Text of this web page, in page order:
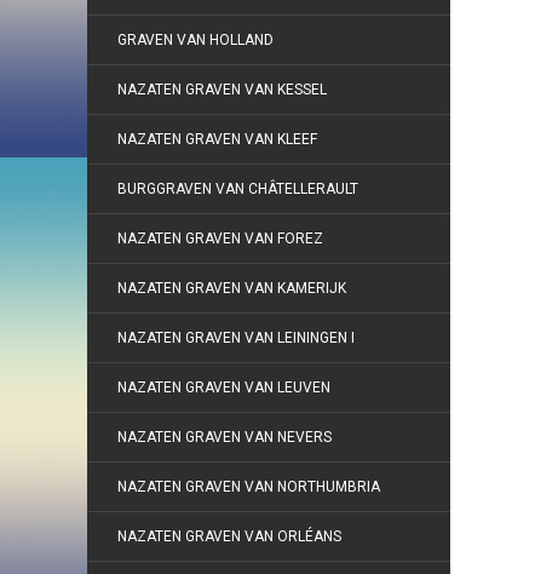
GRAVEN VAN HOLLAND
NAZATEN GRAVEN VAN KESSEL
NAZATEN GRAVEN VAN KLEEF
BURGGRAVEN VAN CHÂTELLERAULT
NAZATEN GRAVEN VAN FOREZ
NAZATEN GRAVEN VAN KAMERIJK
NAZATEN GRAVEN VAN LEININGEN I
NAZATEN GRAVEN VAN LEUVEN
NAZATEN GRAVEN VAN NEVERS
NAZATEN GRAVEN VAN NORTHUMBRIA
NAZATEN GRAVEN VAN ORLÉANS